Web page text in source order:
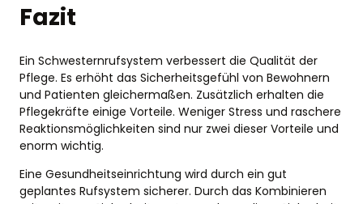
Fazit
Ein Schwesternrufsystem verbessert die Qualität der
Pflege. Es erhöht das Sicherheitsgefühl von Bewohnern
und Patienten gleichermaßen. Zusätzlich erhalten die
Pflegekräfte einige Vorteile. Weniger Stress und raschere
Reaktionsmöglichkeiten sind nur zwei dieser Vorteile und
enorm wichtig.
Eine Gesundheitseinrichtung wird durch ein gut
geplantes Rufsystem sicherer. Durch das Kombinieren